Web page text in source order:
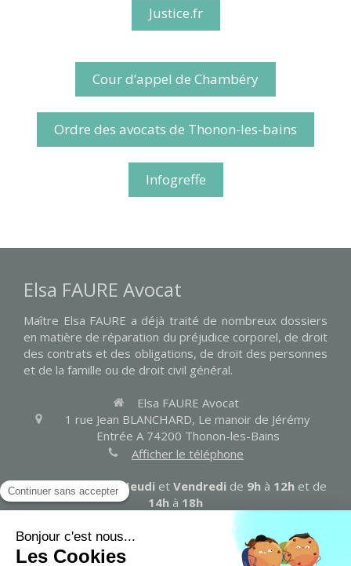
Justice.fr
Cour d’appel de Chambéry
Ordre des avocats de Thonon-les-bains
Infogreffe
Elsa FAURE Avocat
Maître Elsa FAURE a déjà traité de nombreux dossiers
en matière de réparation du préjudice corporel, de droit
des contrats et des obligations, de droit des personnes
et de la famille ou de droit civil général.
Elsa FAURE Avocat
1 rue Jean BLANCHARD, Le manoir de Jérémy
Entrée A 74200 Thonon-les-Bains
Afficher le téléphone
LesLundi,Mardi,Jeudi et Vendredi de 9h à 12h et de
14h à 18h
Contacter Maître FAURE